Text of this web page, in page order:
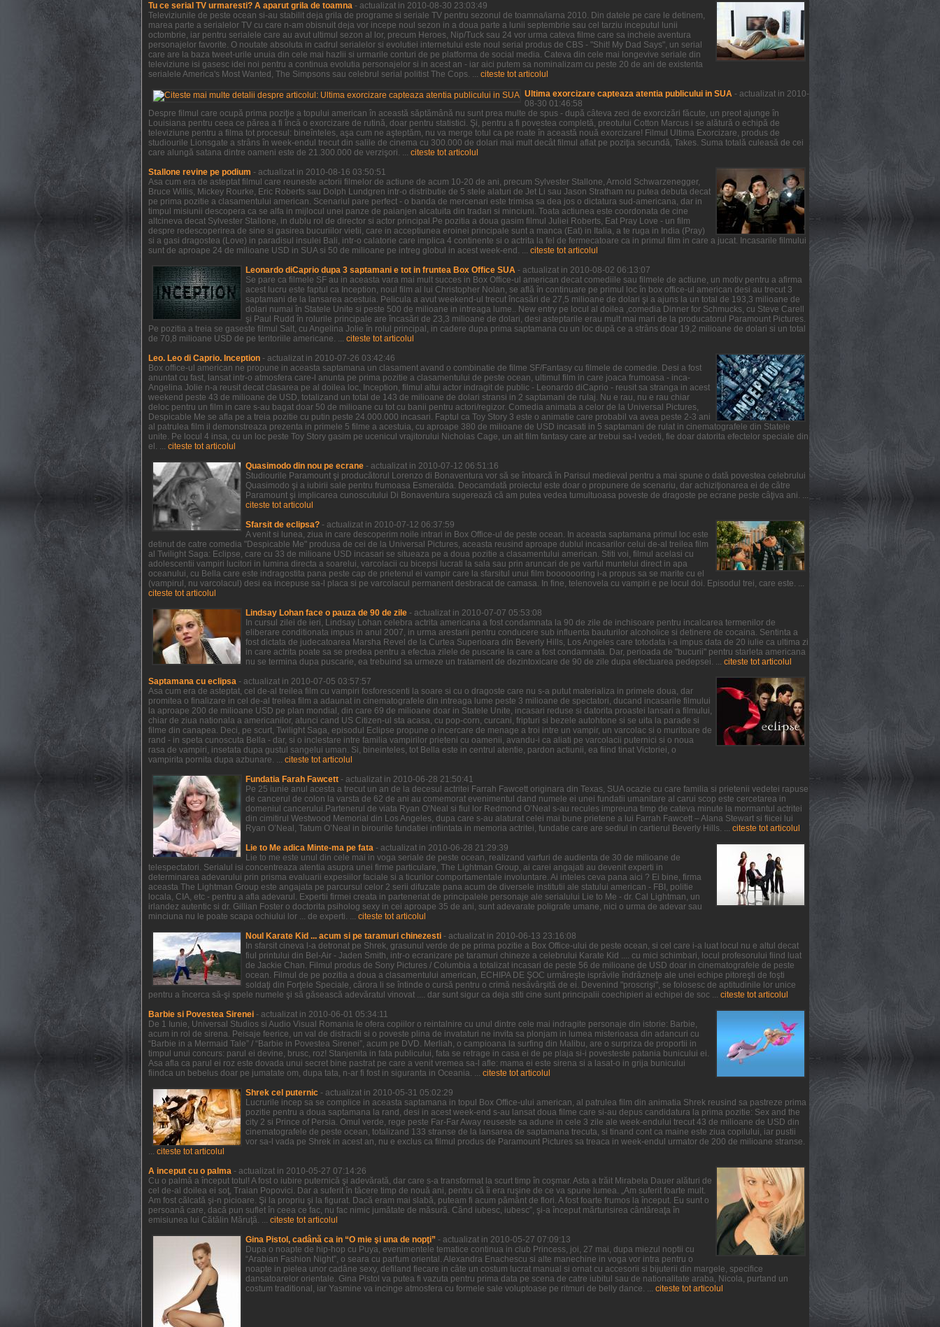
Tu ce serial TV urmaresti? A aparut grila de toamna - actualizat in 2010-08-30 23:03:49
Televiziunile de peste ocean si-au stabilit deja grila de programe si seriale TV pentru sezonul de toamna/iarna 2010. Din datele pe care le detinem,
marea parte a serialelor TV cu care n-am obisnuit deja vor incepe noul sezon in a doua parte a lunii septembrie sau cel tarziu inceputul lunii
octombrie, iar pentru serialele care au avut ultimul sezon al lor, precum Heroes, Nip/Tuck sau 24 vor urma cateva filme care sa incheie aventura
personajelor favorite. O noutate absoluta in cadrul serialelor si evolutiei internetului este noul serial produs de CBS - "Shit! My Dad Says", un serial
care are la baza tweet-urile unuia din cele mai hazlii si urmarile conturi de pe platforma de social media. Cateva din cele mai longevive seriale din
televiziune isi gasesc idei noi pentru a continua evolutia personajelor si in acest an - iar aici putem sa nominalizam cu peste 20 de ani de existenta
serialele America's Most Wanted, The Simpsons sau celebrul serial politist The Cops. ... citeste tot articolul
Ultima exorcizare capteaza atentia publicului in SUA - actualizat in 2010-
08-30 01:46:58
Despre filmul care ocupă prima poziţie a topului american în această săptămână nu sunt prea multe de spus - după câteva zeci de exorcizări făcute, un preot ajunge în
Louisiana pentru ceea ce părea a fi încă o exorcizare de rutină, doar pentru statistici. Şi, pentru a fi povestea completă, preotului Cotton Marcus i se alătură o echipă de
televiziune pentru a filma tot procesul: bineînteles, aşa cum ne aşteptăm, nu va merge totul ca pe roate în această nouă exorcizare! Filmul Ultima Exorcizare, produs de
studiourile Lionsgate a strâns în week-endul trecut din salile de cinema cu 300.000 de dolari mai mult decât filmul aflat pe poziţia secundă, Takes. Suma totală culeasă de cei
care alungă satana dintre oameni este de 21.300.000 de verzişori. ... citeste tot articolul
Stallone revine pe podium - actualizat in 2010-08-16 03:50:51
Asa cum era de asteptat filmul care reuneste actorii filmelor de actiune de acum 10-20 de ani, precum Sylvester Stallone, Arnold Schwarzenegger,
Bruce Willis, Mickey Rourke, Eric Roberts sau Dolph Lundgren intr-o distributie de 5 stele alaturi de Jet Li sau Jason Stratham nu putea debuta decat
pe prima pozitie a clasamentului american. Scenariul pare perfect - o banda de mercenari este trimisa sa dea jos o dictatura sud-americana, dar in
timpul misiunii descopera ca se alfa in mijlocul unei panze de paianjen alcatuita din tradari si minciuni. Toata actiunea este coordonata de cine
altcineva decat Sylvester Stallone, in dublu rol de director si actor principal.Pe pozitia a doua gasim filmul Juliei Roberts, Eat Pray Love - un film
despre redescoperirea de sine si gasirea bucuriilor vietii, care in acceptiunea eroinei principale sunt a manca (Eat) in Italia, a te ruga in India (Pray)
si a gasi dragostea (Love) in paradisul insulei Bali, intr-o calatorie care implica 4 continente si o actrita la fel de fermecatoare ca in primul film in care a jucat. Incasarile filmului
sunt de aproape 24 de milioane USD in SUA si 50 de milioane pe intreg globul in acest week-end. ... citeste tot articolul
Leonardo diCaprio dupa 3 saptamani e tot in fruntea Box Office SUA - actualizat in 2010-08-02 06:13:07
Se pare ca filmele SF au in aceasta vara mai mult succes in Box Office-ul american decat comediile sau filmele de actiune, un motiv pentru a afirma
acest lucru este faptul ca Inception, noul film al lui Christopher Nolan, se află în continuare pe primul loc în box office-ul american desi au trecut 3
saptamani de la lansarea acestuia. Pelicula a avut weekend-ul trecut încasări de 27,5 milioane de dolari şi a ajuns la un total de 193,3 milioane de
dolari numai în Statele Unite si peste 500 de milioane in intreaga lume.. New entry pe locul al doilea ,comedia Dinner for Schmucks, cu Steve Carell
şi Paul Rudd în rolurile principale are încasări de 23,3 milioane de dolari, desi asteptarile erau mult mai mari de la producatorul Paramount Pictures.
Pe pozitia a treia se gaseste filmul Salt, cu Angelina Jolie în rolul principal, in cadere dupa prima saptamana cu un loc după ce a strâns doar 19,2 milioane de dolari si un total
de 70,8 milioane USD de pe teritoriile americane. ... citeste tot articolul
Leo. Leo di Caprio. Inception - actualizat in 2010-07-26 03:42:46
Box office-ul american ne propune in aceasta saptamana un clasament avand o combinatie de filme SF/Fantasy cu filmele de comedie. Desi a fost
anuntat cu fast, lansat intr-o atmosfera care-l anunta pe prima pozitie a clasamentului de peste ocean, ultimul film in care joaca frumoasa - inca-
Angelina Jolie n-a reusit decat clasarea pe al doilea loc, Inception, filmul altui actor indragit de public - Leonardo diCaprio - reusit sa stranga in acest
weekend peste 43 de milioane de USD, totalizand un total de 143 de milioane de dolari stransi in 2 saptamani de rulaj. Nu e rau, nu e rau chiar
deloc pentru un film in care s-au bagat doar 50 de milioane cu tot cu banii pentru actori/regizor. Comedia animata a celor de la Universal Pictures,
Despicable Me se afla pe a treia pozitie cu putin peste 24.000.000 incasari. Faptul ca Toy Story 3 este o animatie care probabil va avea peste 2-3 ani
al patrulea film il demonstreaza prezenta in primele 5 filme a acestuia, cu aproape 380 de milioane de USD incasati in 5 saptamani de rulat in cinematografele din Statele
unite. Pe locul 4 insa, cu un loc peste Toy Story gasim pe ucenicul vrajitorului Nicholas Cage, un alt film fantasy care ar trebui sa-l vedeti, fie doar datorita efectelor speciale din
el. ... citeste tot articolul
Quasimodo din nou pe ecrane - actualizat in 2010-07-12 06:51:16
Studiourile Paramount şi producătorul Lorenzo di Bonaventura vor să se întoarcă în Parisul medieval pentru a mai spune o dată povestea celebrului
Quasimodo şi a iubirii sale pentru frumoasa Esmeralda. Deocamdată proiectul este doar o propunere de scenariu, dar achiziţionarea ei de către
Paramount şi implicarea cunoscutului Di Bonaventura sugerează că am putea vedea tumultuoasa poveste de dragoste pe ecrane peste câţiva ani. ...
citeste tot articolul
Sfarsit de eclipsa? - actualizat in 2010-07-12 06:37:59
A venit si lunea, ziua in care descoperim noile intrari in Box Office-ul de peste ocean. In aceasta saptamana primul loc este
detinut de catre comedia "Despicable Me" produsa de cei de la Universal Pictures, aceasta reusind aproape dublul incasarilor celui de-al treilea film
al Twilight Saga: Eclipse, care cu 33 de milioane USD incasari se situeaza pe a doua pozitie a clasamentului american. Stiti voi, filmul acelasi cu
adolescentii vampiri lucitori in lumina directa a soarelui, varcolacii cu bicepsi lucrati la sala sau prin aruncari de pe varful muntelui direct in apa
oceanului, cu Bella care este indragostita pana peste cap de prietenul ei vampir care la sfarsitul unui film booooooring i-a propus sa se marite cu el
(vampirul, nu varcolacul) desi ea incepuse sa-l placa si pe varcolacul permanent desbracat de camasa. In fine, telenovela cu vampiri e pe locul doi. Episodul trei, care este. ...
citeste tot articolul
Lindsay Lohan face o pauza de 90 de zile - actualizat in 2010-07-07 05:53:08
In cursul zilei de ieri, Lindsay Lohan celebra actrita americana a fost condamnata la 90 de zile de inchisoare pentru incalcarea termenilor de
eliberare conditionata impus in anul 2007, in urma arestarii pentru conducere sub influenta bauturilor alcoholice si detinere de cocaina. Sentinta a
fost dictata de judecatoarea Marsha Revel de la Curtea Superioara din Beverly Hills, Los Angeles care totodata i-a impus data de 20 iulie ca ultima zi
in care actrita poate sa se predea pentru a efectua zilele de puscarie la care a fost condamnata. Dar, perioada de "bucurii" pentru starleta americana
nu se termina dupa puscarie, ea trebuind sa urmeze un tratament de dezintoxicare de 90 de zile dupa efectuarea pedepsei. ... citeste tot articolul
Saptamana cu eclipsa - actualizat in 2010-07-05 03:57:57
Asa cum era de asteptat, cel de-al treilea film cu vampiri fosforescenti la soare si cu o dragoste care nu s-a putut materializa in primele doua, dar
promitea o finalizare in cel de-al treilea film a adaunat in cinematografele din intreaga lume peste 3 milioane de spectatori, ducand incasarile filmului
la aproape 200 de milioane USD pe plan mondial, din care 69 de milioane doar in Statele Unite, incasari reduse si datorita proastei lansari a filmului,
chiar de ziua nationala a americanilor, atunci cand US Citizen-ul sta acasa, cu pop-corn, curcani, fripturi si bezele autohtone si se uita la parade si
filme din canapea. Deci, pe scurt, Twilight Saga, episodul Eclipse propune o incercare de menage a troi intre un vampir, un varcolac si o muritoare de
rand - in speta cunoscuta Bella - dar, si o inclestare intre familia vampirilor prieteni cu oamenii, avandu-i ca aliati pe varcolacii puternici si o noua
rasa de vampiri, insetata dupa gustul sangelui uman. Si, bineinteles, tot Bella este in centrul atentie, pardon actiunii, ea fiind tinat Victoriei, o
vampirita pornita dupa azbunare. ... citeste tot articolul
Fundatia Farah Fawcett - actualizat in 2010-06-28 21:50:41
Pe 25 iunie anul acesta a trecut un an de la decesul actritei Farrah Fawcett originara din Texas, SUA ocazie cu care familia si prietenii vedetei rapuse
de cancerul de colon la varsta de 62 de ani au comemorat evenimentul dand numele ei unei fundatii umanitare al carui scop este cercetarea in
domeniul cancerului.Partenerul de viata Ryan O’Neal si fiul lor Redmond O’Neal s-au recules impreuna timp de cateva minute la mormantul actritei
din cimitirul Westwood Memorial din Los Angeles, dupa care s-au alaturat celei mai bune prietene a lui Farrah Fawcett – Alana Stewart si fiicei lui
Ryan O’Neal, Tatum O’Neal in birourile fundatiei infiintata in memoria actritei, fundatie care are sediul in cartierul Beverly Hills. ... citeste tot articolul
Lie to Me adica Minte-ma pe fata - actualizat in 2010-06-28 21:29:39
Lie to me este unul din cele mai in voga seriale de peste ocean, realizand varfuri de audienta de 30 de milioane de
telespectatori. Serialul isi concentreaza atentia asupra unei firme particulare, The Lightman Group, ai carei angajati au devenit experti in
determinarea adevarului prin prisma evaluarii expesiilor faciale si a ticurilor comportamentale involuntare. Ai inteles ceva pana aici ? Ei bine, firma
aceasta The Lightman Group este angajata pe parcursul celor 2 serii difuzate pana acum de diversele institutii ale statului american - FBI, politie
locala, CIA, etc - pentru a afla adevarul. Expertii firmei creata in parteneriat de principalele personaje ale serialului Lie to Me - dr. Cal Lightman, un
irlandez autentic si dr. Gillian Foster o doctorita psiholog sexy in cei aproape 35 de ani, sunt adevarate poligrafe umane, nici o urma de adevar sau
minciuna nu le poate scapa ochiului lor ... de experti. ... citeste tot articolul
Noul Karate Kid ... acum si pe taramuri chinezesti - actualizat in 2010-06-13 23:16:08
In sfarsit cineva l-a detronat pe Shrek, grasunul verde de pe prima pozitie a Box Office-ului de peste ocean, si cel care i-a luat locul nu e altul decat
fiul printului din Bel-Air - Jaden Smith, intr-o ecranizare pe taramuri chineze a celebrului Karate Kid .... cu mici schimbari, locul profesorului fiind luat
de Jackie Chan. Filmul produs de Sony Pictures / Columbia a totalizat incasari de peste 56 de milioane de USD doar in cinematografele de peste
ocean. Filmul de pe pozitia a doua a clasamentului american, ECHIPA DE ŞOC urmăreşte isprăvile îndrăzneţe ale unei echipe pitoreşti de foşti
soldaţi din Forţele Speciale, cărora li se întinde o cursă pentru o crimă nesăvârşită de ei. Devenind "proscrişi", se folosesc de aptitudinile lor unice
pentru a încerca să-şi spele numele şi să găsească adevăratul vinovat .... dar sunt sigur ca deja stiti cine sunt principalii coechipieri ai echipei de soc ... citeste tot articolul
Barbie si Povestea Sirenei - actualizat in 2010-06-01 05:34:11
De 1 Iunie, Universal Studios si Audio Visual Romania le ofera copiilor o reintalnire cu unul dintre cele mai indragite personaje din istorie: Barbie,
acum in rol de sirena. Peisaje feerice, un val de distractii si o poveste plina de invataturi ne invita sa plonjam in lumea misterioasa din adancuri cu
“Barbie in a Mermaid Tale” / “Barbie in Povestea Sirenei”, acum pe DVD. Merliah, o campioana la surfing din Malibu, are o surpriza de proportii in
timpul unui concurs: parul ei devine, brusc, roz! Stanjenita in fata publicului, fata se retrage in casa ei de pe plaja si-i povesteste patania bunicului ei.
Asa afla ca parul ei roz este dovada unui secret bine pastrat pe care a venit vremea sa-l afle: mama ei este sirena si a lasat-o in grija bunicului
fiindca un bebelus doar pe jumatate om, dupa tata, n-ar fi fost in siguranta in Oceania. ... citeste tot articolul
Shrek cel puternic - actualizat in 2010-05-31 05:02:29
Lucrurile incep sa se complice in aceasta saptamana in topul Box Office-ului american, al patrulea film din animatia Shrek reusind sa pastreze prima
pozitie pentru a doua saptamana la rand, desi in acest week-end s-au lansat doua filme care si-au depus candidatura la prima pozitie: Sex and the
city 2 si Prince of Persia. Omul verde, rege peste Far-Far Away reuseste sa adune in cele 3 zile ale week-endului trecut 43 de milioane de USD din
cinematografele de peste ocean, totalizand 133 stranse de la lansarea de saptamana trecuta, si tinand cont ca maine este ziua copilului, iar pustii
vor sa-l vada pe Shrek in acest an, nu e exclus ca filmul produs de Paramount Pictures sa treaca in week-endul urmator de 200 de milioane stranse.
... citeste tot articolul
A inceput cu o palma - actualizat in 2010-05-27 07:14:26
Cu o palmă a început totul! A fost o iubire puternică şi adevărată, dar care s-a transformat la scurt timp în coşmar. Asta a trăit Mirabela Dauer alături de
cel de-al doilea ei soţ, Traian Popovici. Dar a suferit în tăcere timp de nouă ani, pentru că îi era ruşine de ce va spune lumea. „Am suferit foarte mult.
Am fost călcată şi-n picioare. Şi la propriu şi la figurat. Dacă eram mai slabă, puteam fi acum pământ de flori. A fost foarte frumos la început. Eu sunt o
persoană care, dacă pun suflet în ceea ce fac, nu fac nimic jumătate de măsură. Când iubesc, iubesc”, şi-a început mărturisirea cântăreaţa în
emisiunea lui Cătălin Măruţă. ... citeste tot articolul
Gina Pistol, cadână ca in “O mie şi una de nopţi” - actualizat in 2010-05-27 07:09:13
Dupa o noapte de hip-hop cu Puya, evenimentele tematice continua in club Princess, joi, 27 mai, dupa miezul noptii cu
“Arabian Fashion Night”, o seara cu parfum oriental. Alexandra Enachescu si alte manechine in voga vor intra pentru o
noapte in pielea unor cadâne sexy, defiland fiecare in câte un costum lucrat manual si ornat cu accesorii si bijuterii din margele, specifice
dansatoarelor orientale. Gina Pistol va putea fi vazuta pentru prima data pe scena de catre iubitul sau de nationalitate araba, Nicola, purtand un
costum traditional, iar Yasmine va incinge atmosfera cu formele sale voluptoase pe ritmuri de belly dance. ... citeste tot articolul